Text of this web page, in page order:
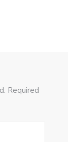
86
Required